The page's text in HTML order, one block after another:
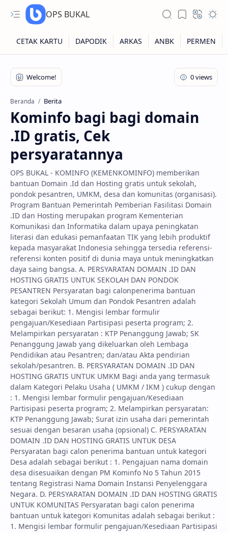
OPS BUKAL
Kartu NUPTK
Kartu NRG
Kartu NISN
Kartu NISN Foto
Kartu NISN Massal
Beranda Berita
Kominfo bagi bagi domain
.ID gratis, Cek
persyaratannya
OPS BUKAL - KOMINFO (KEMENKOMINFO) memberikan
bantuan Domain .Id dan Hosting gratis untuk sekolah,
pondok pesantren, UMKM, desa dan komunitas (organisasi).
Program Bantuan Pemerintah Pemberian Fasilitasi Domain
.ID dan Hosting merupakan program Kementerian
Komunikasi dan Informatika dalam upaya peningkatan
literasi dan edukasi pemanfaatan TIK yang lebih produktif
kepada masyarakat Indonesia sehingga tersedia referensi-
referensi konten positif di dunia maya untuk meningkatkan
daya saing bangsa. A. PERSYARATAN DOMAIN .ID DAN
HOSTING GRATIS UNTUK SEKOLAH DAN PONDOK
PESANTREN Persyaratan bagi calonpenerima bantuan
kategori Sekolah Umum dan Pondok Pesantren adalah
sebagai berikut: 1. Mengisi lembar formulir
pengajuan/Kesediaan Partisipasi peserta program; 2.
Melampirkan persyaratan : KTP Penanggung Jawab; SK
Penanggung Jawab yang dikeluarkan oleh Lembaga
Pendidikan atau Pesantren; dan/atau Akta pendirian
sekolah/pesantren. B. PERSYARATAN DOMAIN .ID DAN
HOSTING GRATIS UNTUK UMKM Bagi anda yang termasuk
dalam Kategori Pelaku Usaha ( UMKM / IKM ) cukup dengan
: 1. Mengisi lembar formulir pengajuan/Kesediaan
Partisipasi peserta program; 2. Melampirkan persyaratan:
KTP Penanggung Jawab; Surat izin usaha dari pemerintah
sesuai dengan besaran usaha (opsional) C. PERSYARATAN
DOMAIN .ID DAN HOSTING GRATIS UNTUK DESA
Persyaratan bagi calon penerima bantuan untuk kategori
Desa adalah sebagai berikut : 1. Pengajuan nama domain
desa disesuaikan dengan PM Kominfo No 5 Tahun 2015
tentang Registrasi Nama Domain Instansi Penyelenggara
Negara. D. PERSYARATAN DOMAIN .ID DAN HOSTING GRATIS
UNTUK KOMUNITAS Persyaratan bagi calon penerima
bantuan untuk kategori Komunitas adalah sebagai berikut :
1. Mengisi lembar formulir pengajuan/Kesediaan Partisipasi